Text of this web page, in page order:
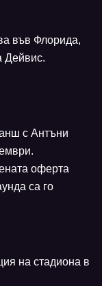
във Флорида,
Дейвис.
с Антъни
оферта
са го
на стадиона в